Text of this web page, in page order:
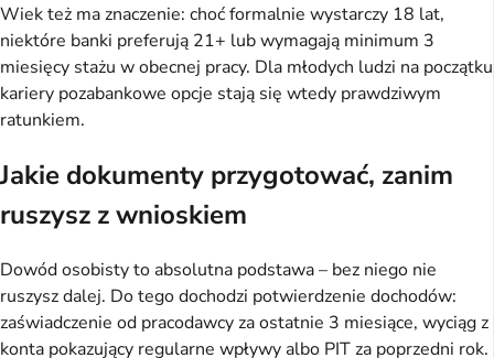
Wiek też ma znaczenie: choć formalnie wystarczy 18 lat,
niektóre banki preferują 21+ lub wymagają minimum 3
miesięcy stażu w obecnej pracy. Dla młodych ludzi na początku
kariery pozabankowe opcje stają się wtedy prawdziwym
ratunkiem.
Jakie dokumenty przygotować, zanim
ruszysz z wnioskiem
Dowód osobisty to absolutna podstawa – bez niego nie
ruszysz dalej. Do tego dochodzi potwierdzenie dochodów:
zaświadczenie od pracodawcy za ostatnie 3 miesiące, wyciąg z
konta pokazujący regularne wpływy albo PIT za poprzedni rok.